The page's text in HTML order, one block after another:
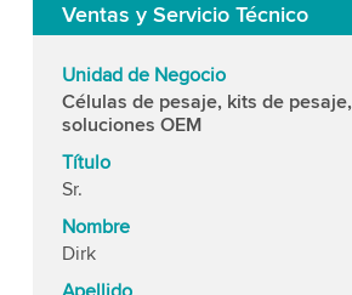
Ventas y Servicio Técnico
Unidad de Negocio
Células de pesaje, kits de pesaje,
soluciones OEM
Título
Sr.
Nombre
Dirk